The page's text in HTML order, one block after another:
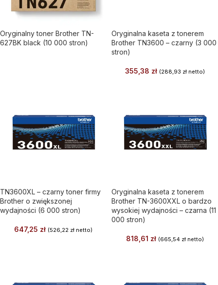
Oryginalny toner Brother TN-
627BK black (10 000 stron)
Oryginalna kaseta z tonerem
Brother TN3600 – czarny (3 000
stron)
355,38 zł (288,93 złnetto)
TN3600XL – czarny toner firmy
Brother o zwiększonej
wydajności (6 000 stron)
647,25 zł (526,22 zł netto)
Oryginalna kaseta z tonerem
Brother TN-3600XXL o bardzo
wysokiej wydajności – czarna (11
000 stron)
818,61 zł (665,54 złnetto)